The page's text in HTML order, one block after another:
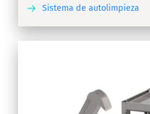
Sistema de autolimpieza